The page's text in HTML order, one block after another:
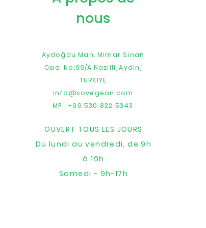
nous
Aydoğdu Mah. Mimar Sinan
Cad. No:99/A Nazilli, Aydin,
TURKIYE
info@sovegean.com
MP : +90 530 832 5343
OUVERT TOUS LES JOURS
Du lundi au vendredi, de 9h
à 19h
Samedi - 9h-17h